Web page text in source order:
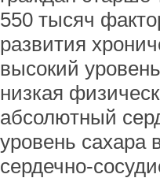
550 тысяч
развития
высокий
низкая
абсолютный
уровень сахара
сердечно-